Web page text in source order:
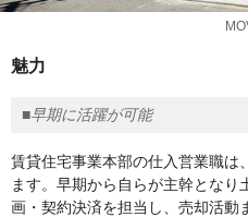
魅力
■早期に活躍が可能
賃貸住宅事業本部の仕入営業職は
ます。早期から自らが主幹とな
画・契約決済を担当し、売却活動